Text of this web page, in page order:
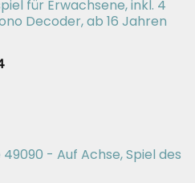
für Erwachsene, inkl. 4
Decoder, ab 16 Jahren
Aktueller
- Auf Achse, Spiel des